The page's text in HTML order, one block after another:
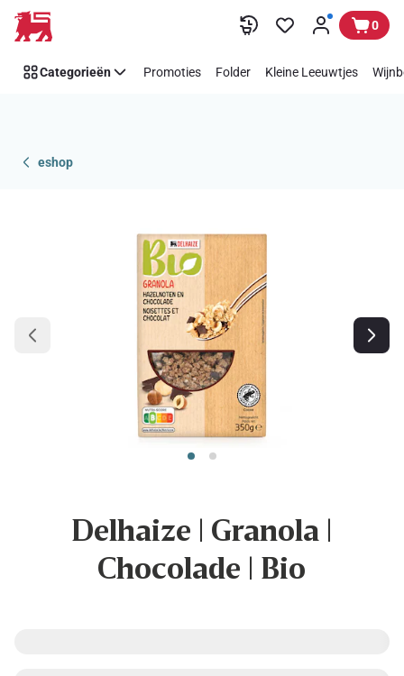
Overslaan 0
Categorieën Promoties Folder Kleine Leeuwtjes
eshop
Delhaize | Granola |
Chocolade | Bio